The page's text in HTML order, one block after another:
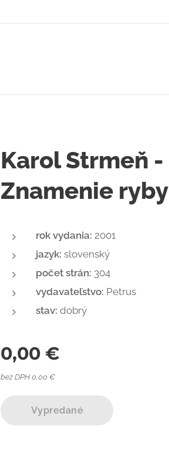
Karol Strmeň -
Znamenie ryby
rok vydania:2001
jazyk:slovenský
počet strán: 304
vydavateľstvo: Petrus
stav: dobrý
0,00 €
bez DPH 0,00 €
Vypredané